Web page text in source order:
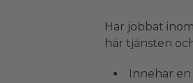
Har jobbat
här tjänsten
Innehar